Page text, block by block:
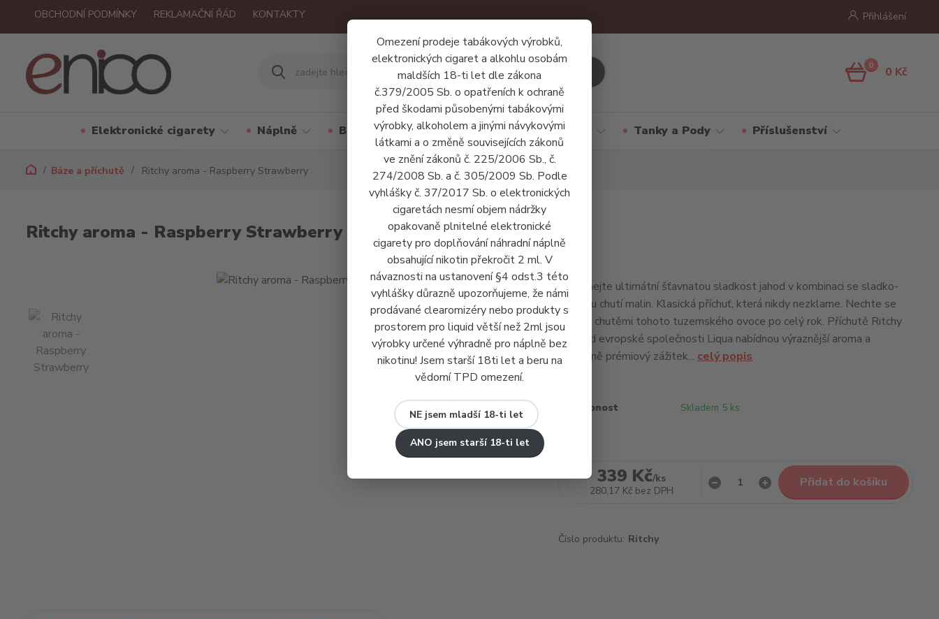
Omezení prodeje tabákových výrobků,
elektronických cigaret a alkohlu osobám
maldších 18-ti let dle zákona
č.379/2005 Sb. o opatřeních k ochraně
před škodami působenými tabákovými
výrobky, alkoholem a jinými návykovými
látkami a o změně souvisejících zákonů
ve znění zákonů č. 225/2006 Sb., č.
274/2008 Sb. a č. 305/2009 Sb. Podle
vyhlášky č. 37/2017 Sb. o elektronických
cigaretách nesmí objem nádržky
opakovaně plnitelné elektronické
cigarety pro doplňování náhradní náplně
obsahující nikotin překročit 2 ml. V
návaznosti na ustanovení §4 odst.3 této
vyhlášky důrazně upozorňujeme, že námi
prodávané clearomizéry nebo produkty s
prostorem pro liquid větší než 2ml jsou
výrobky určené výhradně pro náplně bez
nikotinu! Jsem starší 18ti let a beru na
vědomí TPD omezení.
NE jsem mladší 18-ti let
ANO jsem starší 18-ti let
OBCHODNÍ PODMÍNKY REKLAMAČNÍ ŘÁD KONTAKTY Přihlášení
0 0 Kč
Elektronické cigarety Náplně Báze a příchutě Jednorázové cigarety Tanky a Pody Příslušenství
Báze a příchutě Ritchy aroma - Raspberry Strawberry
Ritchy aroma - Raspberry Strawberry
Ochutnejte ultimátní šťavnatou sladkost jahod v kombinaci se sladko-
kyselou chutí malin. Klasická příchuť, která nikdy nezklame. Nechte se
unášet chutěmi tohoto tuzemského ovoce po celý rok. Příchutě Ritchy
S&V od evropské společnosti Liqua nabídnou výraznější aroma a
skutečně prémiový zážitek... celý popis
Dostupnost Skladem 5 ks
339 Kč/ks
280,17 Kč bez DPH
Přidat do košíku
Číslo produktu: Ritchy